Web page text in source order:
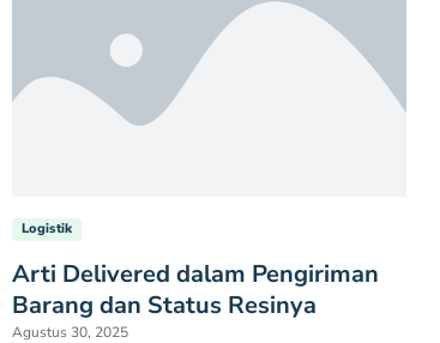
Logistik
Arti Delivered dalam Pengiriman
Barang dan Status Resinya
Agustus 30, 2025